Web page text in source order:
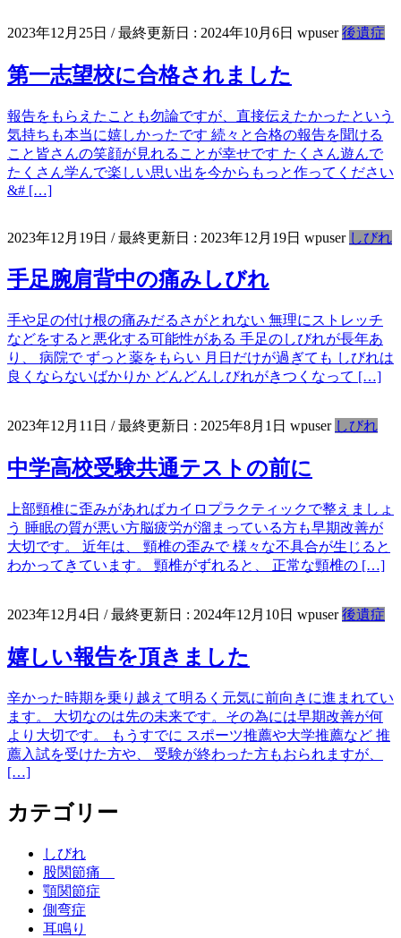
2023年12月25日 / 最終更新日 : 2024年10月6日 wpuser 後遺症
第一志望校に合格されました
報告をもらえたことも勿論ですが、直接伝えたかったという
気持ちも本当に嬉しかったです 続々と合格の報告を聞ける
こと皆さんの笑顔が見れることが幸せです たくさん遊んで
たくさん学んで楽しい思い出を今からもっと作ってください
&# […]
2023年12月19日 / 最終更新日 : 2023年12月19日 wpuser しびれ
手足腕肩背中の痛みしびれ
手や足の付け根の痛みだるさがとれない 無理にストレッチ
などをすると悪化する可能性がある 手足のしびれが長年あ
り、 病院で ずっと薬をもらい 月日だけが過ぎても しびれは
良くならないばかりか どんどんしびれがきつくなって […]
2023年12月11日 / 最終更新日 : 2025年8月1日 wpuser しびれ
中学高校受験共通テストの前に
上部頸椎に歪みがあればカイロプラクティックで整えましょ
う 睡眠の質が悪い方脳疲労が溜まっている方も早期改善が
大切です。 近年は、 頸椎の歪みで 様々な不具合が生じると
わかってきています。 頸椎がずれると、 正常な頸椎の […]
2023年12月4日 / 最終更新日 : 2024年12月10日 wpuser 後遺症
嬉しい報告を頂きました
辛かった時期を乗り越えて明るく元気に前向きに進まれてい
ます。 大切なのは先の未来です。その為には早期改善が何
より大切です。 もうすでに スポーツ推薦や大学推薦など 推
薦入試を受けた方や、 受験が終わった方もおられますが、
[…]
カテゴリー
しびれ
股関節痛
顎関節症
側弯症
耳鳴り